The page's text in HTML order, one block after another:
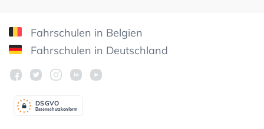
Fahrschulen in Belgien
Fahrschulen in Deutschland
Datenschutzkonform
DSGVO